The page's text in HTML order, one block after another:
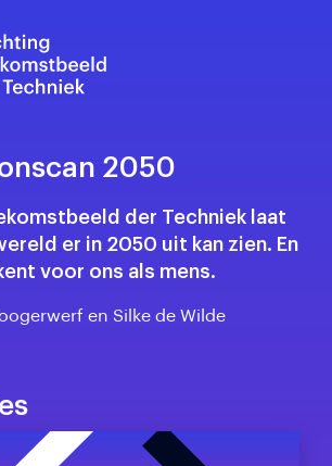
2050
der Techniek laat
er in 2050 uit kan zien. En
voor ons als mens.
en Silke de Wilde